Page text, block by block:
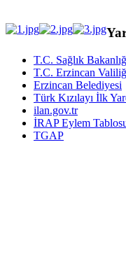
T.C. Sağlık
T.C. Erzincan
Erzincan Belediyesi
Türk Kızılayı İlk
ilan.gov.tr
İRAP Eylem
TGAP